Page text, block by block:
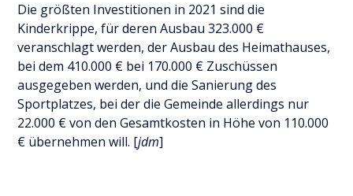
Die größten Investitionen in 2021 sind die
Kinderkrippe, für deren Ausbau 323.000 €
veranschlagt werden, der Ausbau des Heimathauses,
bei dem 410.000 € bei 170.000 € Zuschüssen
ausgegeben werden, und die Sanierung des
Sportplatzes, bei der die Gemeinde allerdings nur
22.000 € von den Gesamtkosten in Höhe von 110.000
€ übernehmen will. [jdm]